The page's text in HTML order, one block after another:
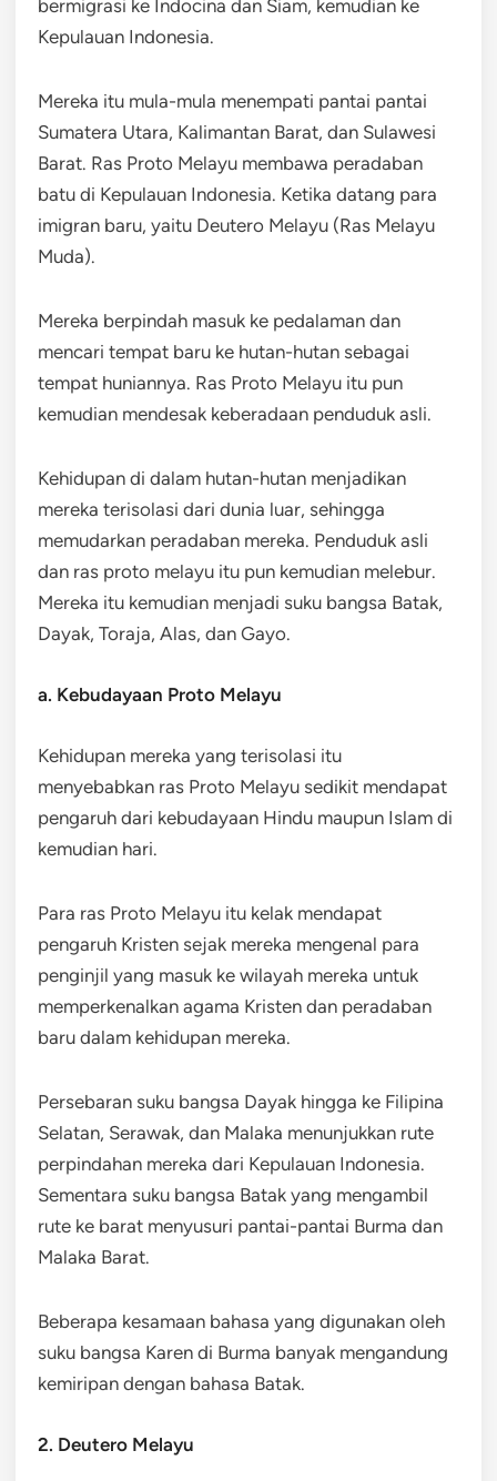
bermigrasi ke Indocina dan Siam, kemudian ke
Kepulauan Indonesia.
Mereka itu mula-mula menempati pantai pantai
Sumatera Utara, Kalimantan Barat, dan Sulawesi
Barat. Ras Proto Melayu membawa peradaban
batu di Kepulauan Indonesia. Ketika datang para
imigran baru, yaitu Deutero Melayu (Ras Melayu
Muda).
Mereka berpindah masuk ke pedalaman dan
mencari tempat baru ke hutan-hutan sebagai
tempat huniannya. Ras Proto Melayu itu pun
kemudian mendesak keberadaan penduduk asli.
Kehidupan di dalam hutan-hutan menjadikan
mereka terisolasi dari dunia luar, sehingga
memudarkan peradaban mereka. Penduduk asli
dan ras proto melayu itu pun kemudian melebur.
Mereka itu kemudian menjadi suku bangsa Batak,
Dayak, Toraja, Alas, dan Gayo.
a. Kebudayaan Proto Melayu
Kehidupan mereka yang terisolasi itu
menyebabkan ras Proto Melayu sedikit mendapat
pengaruh dari kebudayaan Hindu maupun Islam di
kemudian hari.
Para ras Proto Melayu itu kelak mendapat
pengaruh Kristen sejak mereka mengenal para
penginjil yang masuk ke wilayah mereka untuk
memperkenalkan agama Kristen dan peradaban
baru dalam kehidupan mereka.
Persebaran suku bangsa Dayak hingga ke Filipina
Selatan, Serawak, dan Malaka menunjukkan rute
perpindahan mereka dari Kepulauan Indonesia.
Sementara suku bangsa Batak yang mengambil
rute ke barat menyusuri pantai-pantai Burma dan
Malaka Barat.
Beberapa kesamaan bahasa yang digunakan oleh
suku bangsa Karen di Burma banyak mengandung
kemiripan dengan bahasa Batak.
2. Deutero Melayu